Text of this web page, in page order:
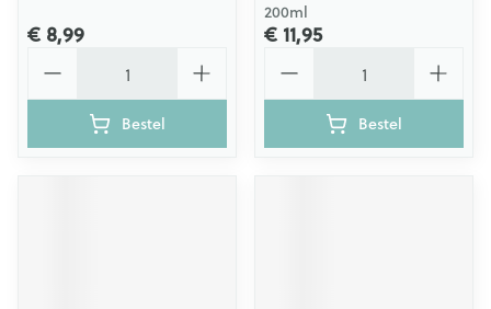
€ 8,99
Bestel
200ml
€ 11,95
Bestel